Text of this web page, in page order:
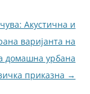
Акустична и
варијанта на
домашна урбана
приказна →